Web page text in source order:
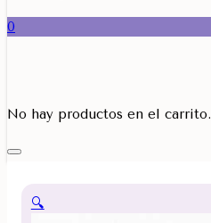
0
No hay productos en el carrito.
🔍